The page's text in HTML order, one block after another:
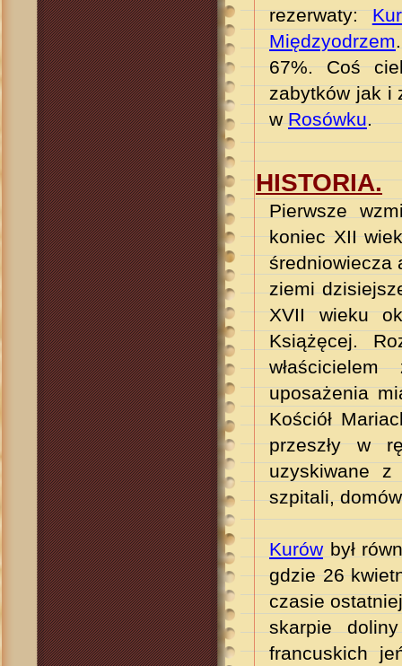
rezerwaty:
Międzyodrzem
67%.Coś
zabytków jak i
wRosówku.
HISTORIA.
Pierwsze
koniec XII
średniowiecza
ziemi
XVII wieku
Książęcej.
uposażenia
Kościół
przeszły w
uzyskiwane
szpitali,
Kurów był
gdzie 26
czasie
skarpie
francuskich